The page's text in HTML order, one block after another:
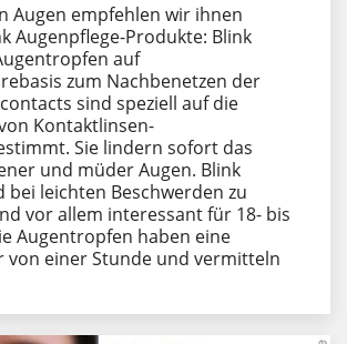
Augen empfehlen wir ihnen
Augenpflege-Produkte: Blink
auf
zum Nachbenetzen der
sind speziell auf die
Kontaktlinsen-
Sie lindern sofort das
und müder Augen. Blink
bei leichten Beschwerden zu
vor allem interessant für 18- bis
Augentropfen haben eine
von einer Stunde und vermitteln